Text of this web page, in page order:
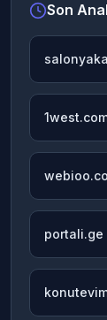
Son
portali.ge